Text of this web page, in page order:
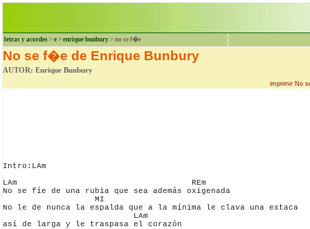
letras y acordes > e > enrique bunbury > no se f�e
No se f�e de Enrique Bunbury
AUTOR: Enrique Bunbury
imprimir No
Intro:LAm
LAm                                    REm
No se fíe de una rubia que sea además oxigenada
                   MI
No le de nunca la espalda que a la mínima le clava una estaca
                           LAm
así de larga y le traspasa el corazón